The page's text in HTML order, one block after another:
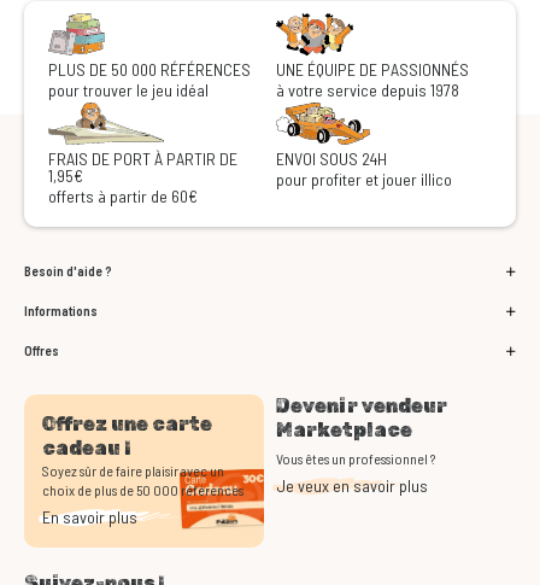
PLUS DE 50 000 RÉFÉRENCES
pour trouver le jeu idéal
UNE ÉQUIPE DE PASSIONNÉS
à votre service depuis 1978
FRAIS DE PORT À PARTIR DE
1,95€
offerts à partir de 60€
ENVOI SOUS 24H
pour profiter et jouer illico
Besoin d'aide ?
Informations
Offres
Offrez une carte
cadeau !
Soyez sûr de faire plaisir avec un
choix de plus de 50 000 références
En savoir plus
Devenir vendeur
Marketplace
Vous êtes un professionnel ?
Je veux en savoir plus